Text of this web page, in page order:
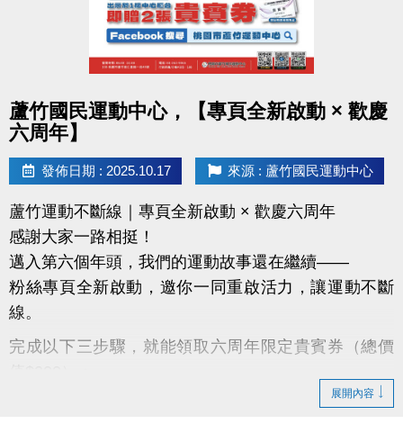
蘆竹國民運動中心，【專頁全新啟動 × 歡慶
六周年】
發佈日期 : 2025.10.17 來源 : 蘆竹國民運動中心
蘆竹運動不斷線｜專頁全新啟動 × 歡慶六周年
感謝大家一路相挺！
邁入第六個年頭，我們的運動故事還在繼續——
粉絲專頁全新啟動，邀你一同重啟活力，讓運動不斷
線。
完成以下三步驟，就能領取六周年限定貴賓券（總價
展開內容